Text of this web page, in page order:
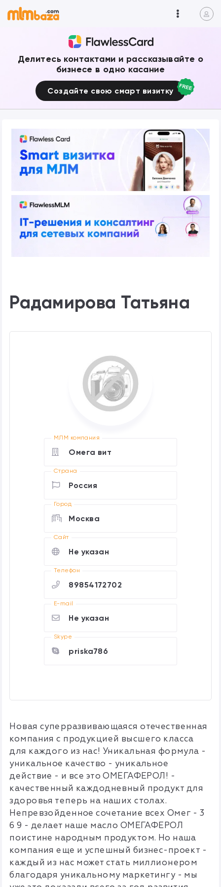
Делитесь контактами и рассказывайте о
бизнесе в одно касание
Создайте свою смарт визитку
Радамирова Татьяна
МЛМ компания
Омега вит
Страна
Россия
Город
Москва
Cайт
Не указан
Телефон
89854172702
E-mail
Не указан
Skype
priska786
Новая суперразвивающаяся отечественная
компания с продукцией высшего класса
для каждого из нас! Уникальная формула -
уникальное качество - уникальное
действие - и все это ОМЕГАФЕРОЛ! -
качественный каждодневный продукт для
здоровья теперь на наших столах.
Непревзойденное сочетание всех Омег - 3
6 9 - делает наше масло ОМЕГАФЕРОЛ
поистине народным продуктом. Но наша
компания еще и успешный бизнес-проект -
каждый из нас может стать миллионером
благодаря уникальному маркетингу - мы